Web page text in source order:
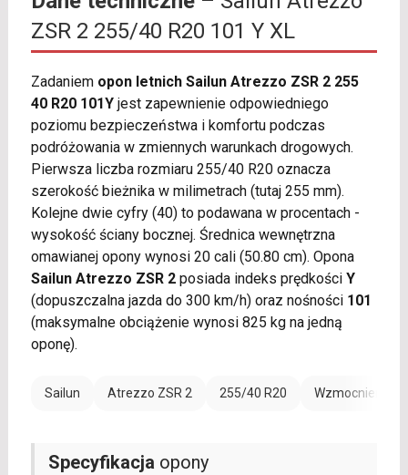
ZSR 2 255/40 R20 101 Y XL
Zadaniem opon letnich Sailun Atrezzo ZSR 2 255
40 R20 101Yjest zapewnienie odpowiedniego
poziomu bezpieczeństwa i komfortu podczas
podróżowania w zmiennych warunkach drogowych.
Pierwsza liczba rozmiaru 255/40 R20 oznacza
szerokość bieżnika w milimetrach (tutaj 255 mm).
Kolejne dwie cyfry (40) to podawana w procentach -
wysokość ściany bocznej. Średnica wewnętrzna
omawianej opony wynosi 20 cali (50.80 cm). Opona
Sailun Atrezzo ZSR 2posiada indeks prędkości Y
(dopuszczalna jazda do 300 km/h) oraz nośności 101
(maksymalne obciążenie wynosi 825 kg na jedną
oponę).
Sailun Atrezzo ZSR 2 255/40 R20 Wzmocnienie
Specyfikacja opony